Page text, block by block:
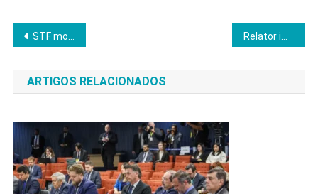
Navegação
de
Post
STF mobiliza 500 jornalistas para julgamento de Bolsonaro com telão e vagas limitadas
ARTIGOS RELACIONADOS